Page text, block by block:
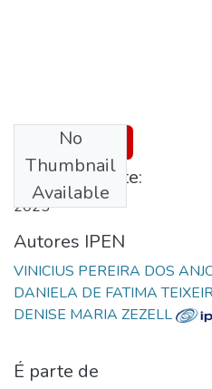
No
Thumbnail
Available
Download
Published date:
2025
Autores IPEN
VINICIUS PEREIRA DOS
DANIELA DE FATIMA
DENISE MARIA ZEZELL
É parte de